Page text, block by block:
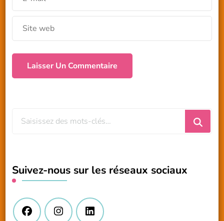
?
Suivez-nous sur les réseaux sociaux